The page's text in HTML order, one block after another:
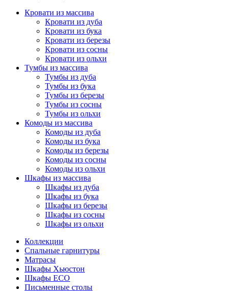
Кровати из массива
Кровати из дуба
Кровати из бука
Кровати из березы
Кровати из сосны
Кровати из ольхи
Тумбы из массива
Тумбы из дуба
Тумбы из бука
Тумбы из березы
Тумбы из сосны
Тумбы из ольхи
Комоды из массива
Комоды из дуба
Комоды из бука
Комоды из березы
Комоды из сосны
Комоды из ольхи
Шкафы из массива
Шкафы из дуба
Шкафы из бука
Шкафы из березы
Шкафы из сосны
Шкафы из ольхи
Коллекции
Спальные гарнитуры
Матрасы
Шкафы Хьюстон
Шкафы ECO
Письменные столы